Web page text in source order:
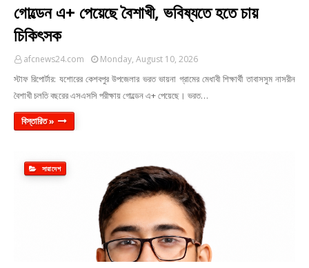
গোল্ডেন এ+ পেয়েছে বৈশাখী, ভবিষ্যতে হতে চায়
চিকিৎসক
afcnews24.com Monday, August 10, 2026
স্টাফ রিপোর্টার: যশোরের কেশবপুর উপজেলার ভরত ভায়না গ্রামের মেধাবী শিক্ষার্থী তাবাসসুম নাসরীন
বৈশাখী চলতি বছরের এসএসসি পরীক্ষায় গোল্ডেন এ+ পেয়েছে। ভরত…
বিস্তারিত »
সারাদেশ